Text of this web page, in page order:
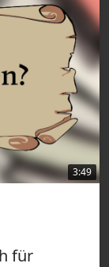
3:49
für